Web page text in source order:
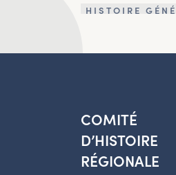
HISTOIRE
COMITÉ
D’HISTOIRE
RÉGIONALE